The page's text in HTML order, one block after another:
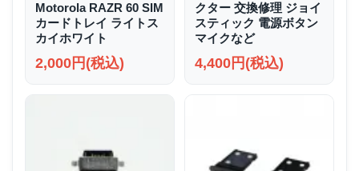
Motorola RAZR 60 SIM
カードトレイ ライトス
カイホワイト
2,000円(税込)
クター 交換修理 ジョイ
スティック 電源ボタン
マイクなど
4,400円(税込)